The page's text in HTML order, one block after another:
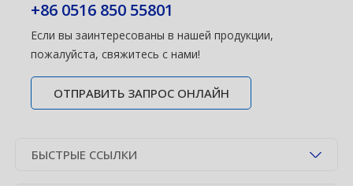
+86 0516 850 55801
Если вы заинтересованы в нашей продукции,
пожалуйста, свяжитесь с нами!
ОТПРАВИТЬ ЗАПРОС ОНЛАЙН
БЫСТРЫЕ ССЫЛКИ